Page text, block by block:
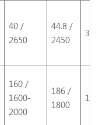
40 /
2650
44.8 /
2450
160 /
1600-
2000
186 /
1800